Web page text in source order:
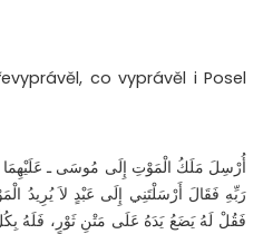
أُرْسِلَ مَلَكُ الْمَوْتِ إِلَى مُوسَى ـ عَلَيْهِمَا
رَبِّهِ فَقَالَ أَرْسَلْتَنِي إِلَى عَبْدٍ لاَ يُرِيدُ
فَقُلْ لَهُ يَضَعُ يَدَهُ عَلَى مَتْنِ ثَوْرٍ، فَلَهُ